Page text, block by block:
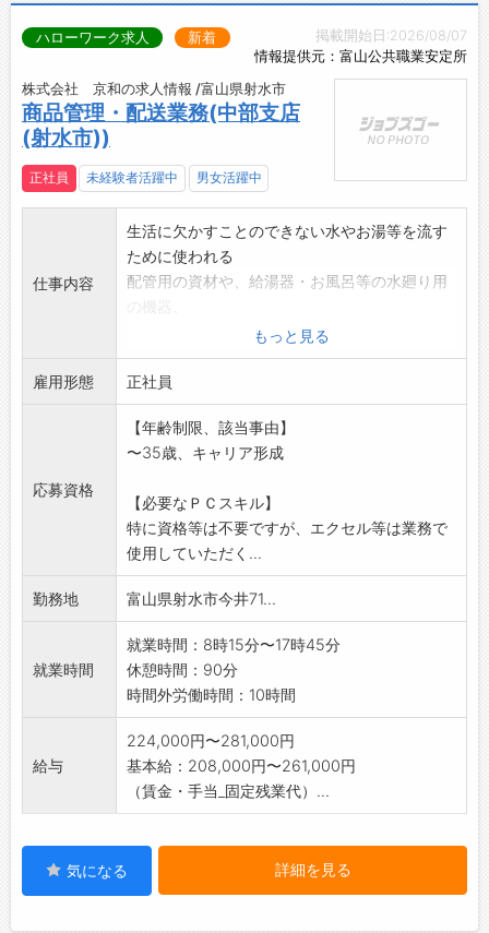
掲載開始日:2026/08/07
情報提供元：富山公共職業安定所
ハローワーク求人 新着
株式会社 京和の求人情報 /富山県射水市
商品管理・配送業務(中部支店
(射水市))
正社員 未経験者活躍中 男女活躍中
仕事内容
生活に欠かすことのできない水やお湯等を流す
ために使われる
配管用の資材や、給湯器・お風呂等の水廻り用
エアコン・換気扇等の空調用機器等の在庫管理
や配送業務を
担当していただきます。
※商品知識がない方にも、いちから指導させて
いただきます。
変更範囲:会社の定める業務
もっと見る
雇用形態 正社員
応募資格
【年齢制限、該当事由】
〜35歳、キャリア形成
【必要なＰＣスキル】
特に資格等は不要ですが、エクセル等は業務で
使用していただく...
勤務地 富山県射水市今井71...
就業時間
就業時間：8時15分〜17時45分
休憩時間：90分
時間外労働時間：10時間
給与
224,000円〜281,000円
基本給：208,000円〜261,000円
（賃金・手当_固定残業代）...
気になる 詳細を見る